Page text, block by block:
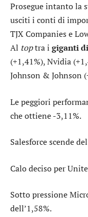
Prosegue intanto la
usciti i conti di
TJX Companies e
Al toptra i giganti
(+1,41%),Nvidia
Johnson & Johnson
Le peggiori
che ottiene -3,11%.
Salesforcescende
Calo deciso per
Sotto pressione
dell’1,58%.